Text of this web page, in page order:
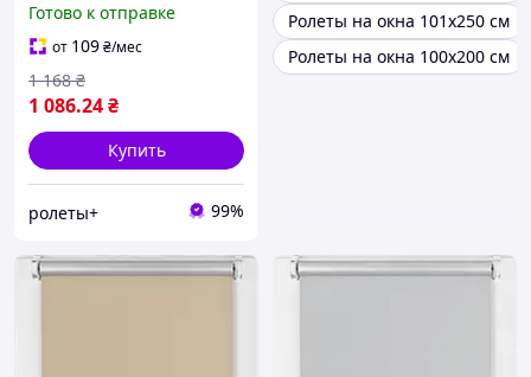
063 Молочно-бежевый
ТЕРМО от 100см до 200см
Готово к отправке
от 109₴/мес
1 086.24₴
1 168 ₴
Купить
ролеты+ 99%
Ролеты на окна 101х250 см
Ролеты на окна 100х200 см